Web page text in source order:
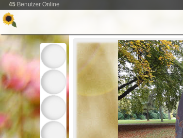
45 Benutzer Online